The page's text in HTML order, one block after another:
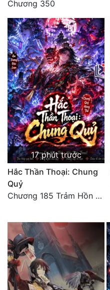
Sảng Văn
Sắc
Sủng
Thanh Xuân
Tiên Hiệp
Tiểu Thuyết
Trinh Thám
Triều Đấu
Trùng Sinh
Tu Chân
Tu Tiên
Tội Phạm
Chương 350
17 phút trước
Hắc Thần Thoại: Chung
Quỷ
Chương 185 Trảm Hồn Đao Cơ Trương Ngưng Dao